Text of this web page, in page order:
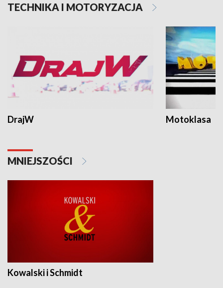
TECHNIKA I MOTORYZACJA
DrajW Motoklasa
MNIEJSZOŚCI
Kowalski i Schmidt